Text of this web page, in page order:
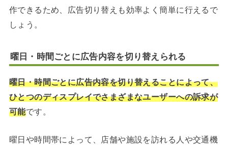
作できるため、広告切り替えも効率よく簡単に行えるで
しょう。
曜日・時間ごとに広告内容を切り替えられる
曜日・時間ごとに広告内容を切り替えることによって、
ひとつのディスプレイでさまざまなユーザーへの訴求が
可能です。
曜日や時間帯によって、店舗や施設を訪れる人や交通機